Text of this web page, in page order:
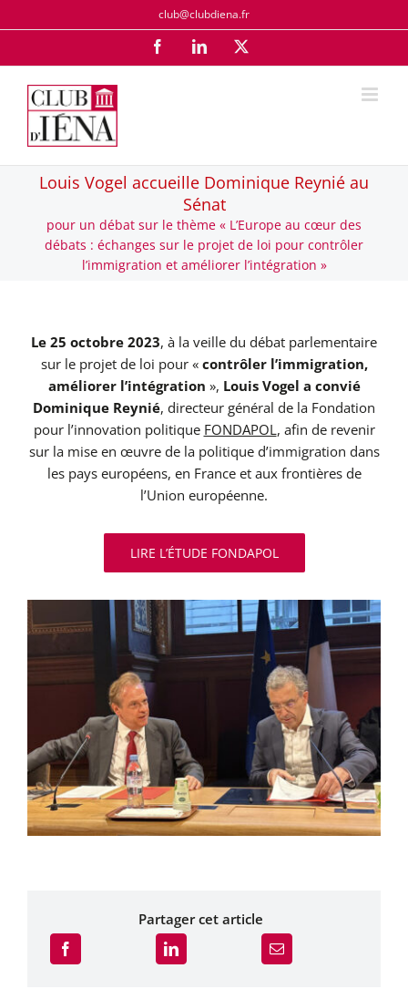
au
club@clubdiena.fr
FacebookLinkedIn
Louis Vogel accueille Dominique Reynié au
Sénat
pour un débat sur le thème « L’Europe au cœur des
débats : échanges sur le projet de loi pour contrôler
l’immigration et améliorer l’intégration »
Le 25 octobre 2023, à la veille du débat parlementaire
sur le projet de loi pour « contrôler l’immigration,
améliorer l’intégration », Louis Vogel a convié
Dominique Reynié, directeur général de la Fondation
pour l’innovation politique FONDAPOL, afin de revenir
sur la mise en œuvre de la politique d’immigration dans
les pays européens, en France et aux frontières de
l’Union européenne.
LIRE L’ÉTUDE FONDAPOL
Partager cet article